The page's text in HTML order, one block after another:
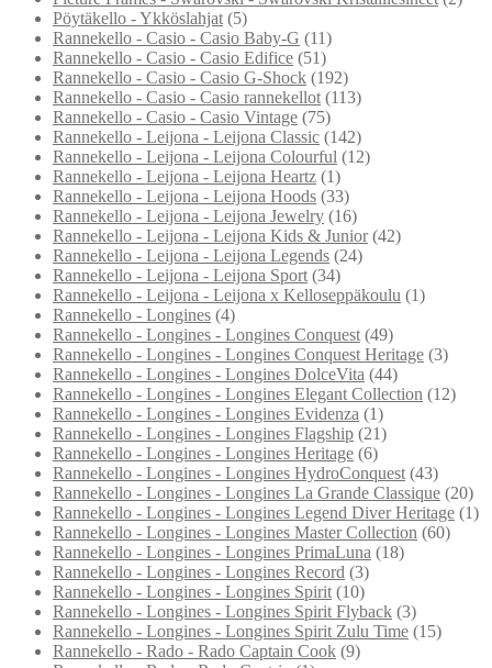
Pöytäkello - Ykköslahjat (5)
Rannekello - Casio - Casio Baby-G (11)
Rannekello - Casio - Casio Edifice (51)
Rannekello - Casio - Casio G-Shock (192)
Rannekello - Casio - Casio rannekellot (113)
Rannekello - Casio - Casio Vintage (75)
Rannekello - Leijona - Leijona Classic (142)
Rannekello - Leijona - Leijona Colourful (12)
Rannekello - Leijona - Leijona Heartz (1)
Rannekello - Leijona - Leijona Hoods (33)
Rannekello - Leijona - Leijona Jewelry (16)
Rannekello - Leijona - Leijona Kids & Junior (42)
Rannekello - Leijona - Leijona Legends (24)
Rannekello - Leijona - Leijona Sport (34)
Rannekello - Leijona - Leijona x Kelloseppäkoulu (1)
Rannekello - Longines (4)
Rannekello - Longines - Longines Conquest (49)
Rannekello - Longines - Longines Conquest Heritage (3)
Rannekello - Longines - Longines DolceVita (44)
Rannekello - Longines - Longines Elegant Collection (12)
Rannekello - Longines - Longines Evidenza (1)
Rannekello - Longines - Longines Flagship (21)
Rannekello - Longines - Longines Heritage (6)
Rannekello - Longines - Longines HydroConquest (43)
Rannekello - Longines - Longines La Grande Classique (20)
Rannekello - Longines - Longines Legend Diver Heritage (1)
Rannekello - Longines - Longines Master Collection (60)
Rannekello - Longines - Longines PrimaLuna (18)
Rannekello - Longines - Longines Record (3)
Rannekello - Longines - Longines Spirit (10)
Rannekello - Longines - Longines Spirit Flyback (3)
Rannekello - Longines - Longines Spirit Zulu Time (15)
Rannekello - Rado - Rado Captain Cook (9)